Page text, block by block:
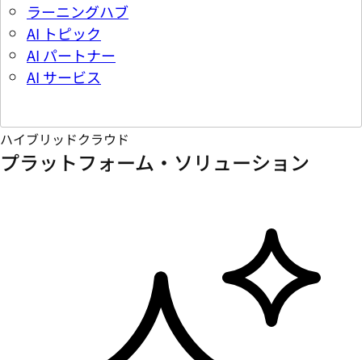
ラーニングハブ
AI トピック
AI パートナー
AI サービス
ハイブリッドクラウド
プラットフォーム・ソリューション